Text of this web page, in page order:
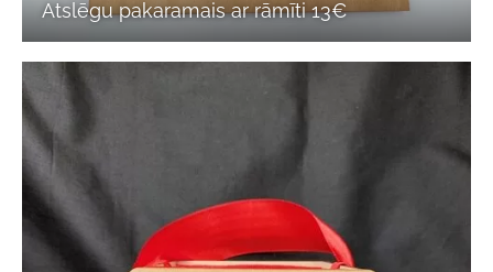
Atslēgu pakaramais ar rāmīti 13€